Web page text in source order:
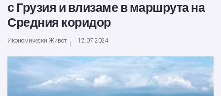
с Грузия и влизаме в маршрута на
Средния коридор
Икономически Живот 12.07.2024